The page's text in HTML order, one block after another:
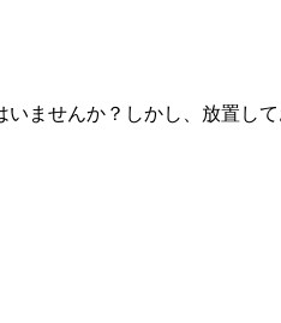
ませんか？しかし、放置し